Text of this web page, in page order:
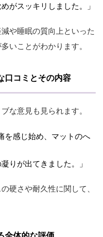
がスッキリしました。」
や睡眠の質向上といった
いことがわかります。
口コミとその内容
な意見も見られます。
を感じ始め、マットのへ
りが出てきました。」
硬さや耐久性に関して、